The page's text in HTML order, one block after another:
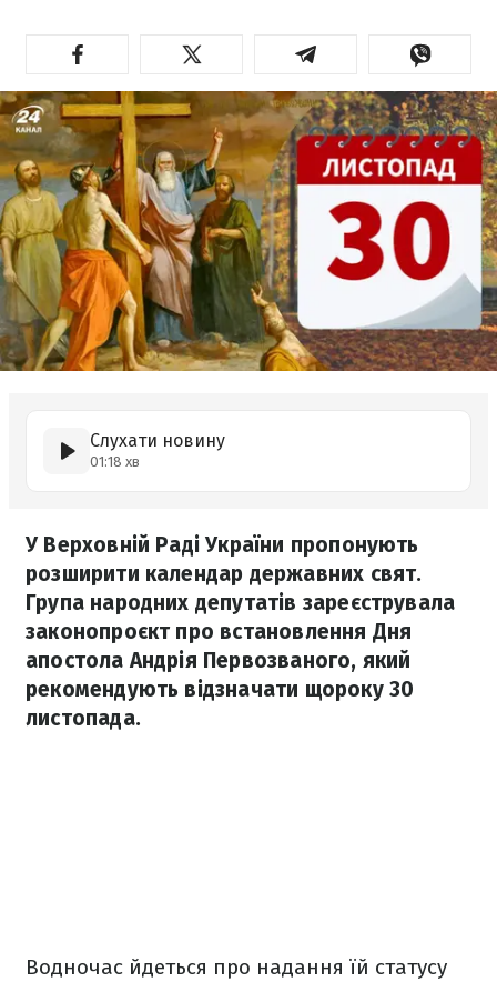
Слухати новину
01:18 хв
У Верховній Раді України пропонують
розширити календар державних свят.
Група народних депутатів зареєструвала
законопроєкт про встановлення Дня
апостола Андрія Первозваного, який
рекомендують відзначати щороку 30
листопада.
Водночас йдеться про надання їй статусу